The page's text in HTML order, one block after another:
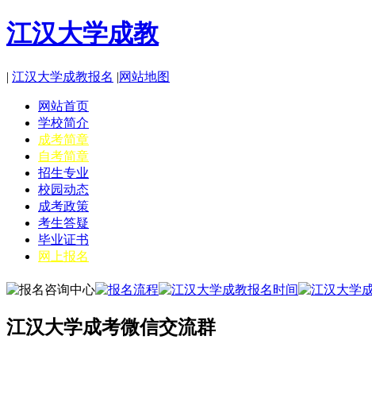
江汉大学成教
| 江汉大学成教报名 |网站地图
网站首页
学校简介
成考简章
自考简章
招生专业
校园动态
成考政策
考生答疑
毕业证书
网上报名
江汉大学成考微信交流群